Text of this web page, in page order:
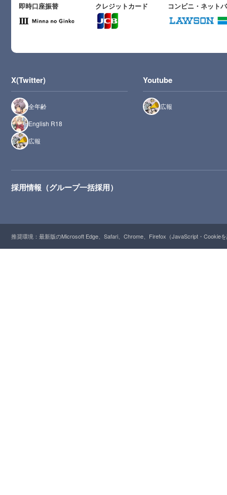
即時口座振替 クレジットカード コンビニ・ネット
X(Twitter)
全年齢
English R18
広報
Youtube
広報
採用情報（グループ一括採用）
推奨環境：最新版のMicrosoft Edge、Safari、Chrome、Firefox（JavaScript・Cookie